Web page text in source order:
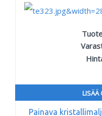
LISÄÄ
Painava